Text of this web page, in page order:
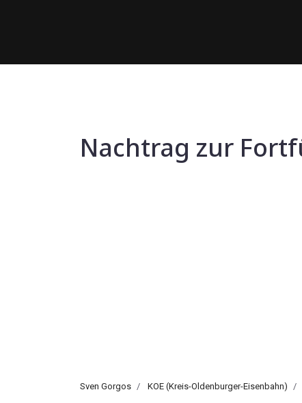
Nachtrag zur
Sven Gorgos KOE (Kreis-Oldenburger-Eisenbahn)